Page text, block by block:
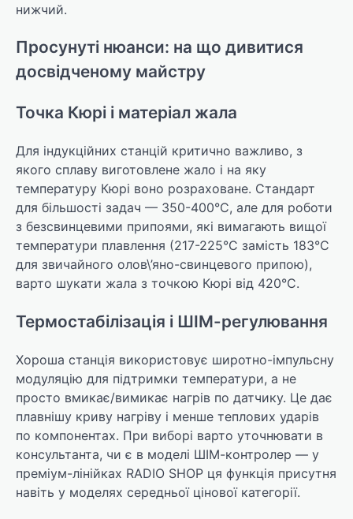
нижчий.
Просунуті нюанси: на що дивитися
досвідченому майстру
Точка Кюрі і матеріал жала
Для індукційних станцій критично важливо, з
якого сплаву виготовлене жало і на яку
температуру Кюрі воно розраховане. Стандарт
для більшості задач — 350-400°C, але для роботи
з безсвинцевими припоями, які вимагають вищої
температури плавлення (217-225°C замість 183°C
для звичайного олов\’яно-свинцевого припою),
варто шукати жала з точкою Кюрі від 420°C.
Термостабілізація і ШІМ-регулювання
Хороша станція використовує широтно-імпульсну
модуляцію для підтримки температури, а не
просто вмикає/вимикає нагрів по датчику. Це дає
плавнішу криву нагріву і менше теплових ударів
по компонентах. При виборі варто уточнювати в
консультанта, чи є в моделі ШІМ-контролер — у
преміум-лінійках RADIO SHOP ця функція присутня
навіть у моделях середньої цінової категорії.